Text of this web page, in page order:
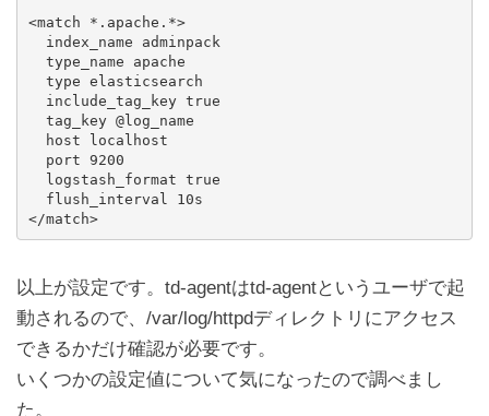
<match *.apache.*>
  index_name adminpack
  type_name apache
  type elasticsearch
  include_tag_key true
  tag_key @log_name
  host localhost
  port 9200
  logstash_format true
  flush_interval 10s
</match>
以上が設定です。td-agentはtd-agentというユーザで起
動されるので、/var/log/httpdディレクトリにアクセス
できるかだけ確認が必要です。
いくつかの設定値について気になったので調べまし
た。